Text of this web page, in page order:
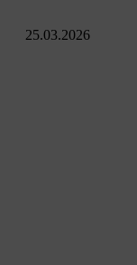
25.03.2026